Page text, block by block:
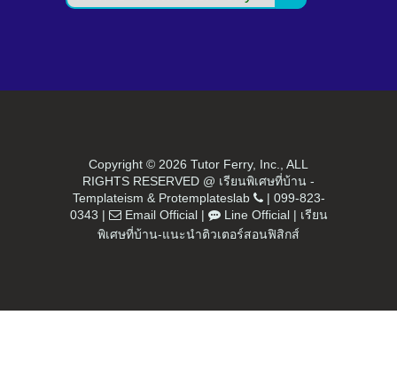
Copyright © 2026 Tutor Ferry, Inc., ALL
RIGHTS RESERVED @ เรียนพิเศษที่บ้าน -
Templateism & Protemplateslab | 099-823-
0343 | Email Official| Line Official| เรียน
พิเศษที่บ้าน-แนะนำติวเตอร์สอนฟิสิกส์